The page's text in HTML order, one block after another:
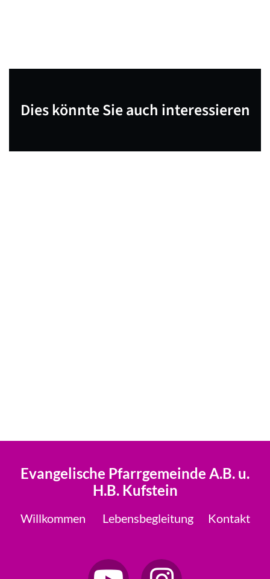
Dies könnte Sie auch interessieren
Evangelische Pfarrgemeinde A.B. u.
H.B. Kufstein
Willkommen Lebensbegleitung Kontakt